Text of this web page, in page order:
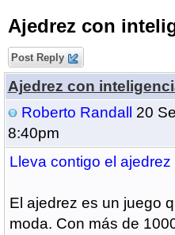
Ajedrez con
Post Reply
Ajedrez con
Roberto Randall
20
8:40pm
Lleva contigo el
El ajedrez es un juego
moda. Con más de